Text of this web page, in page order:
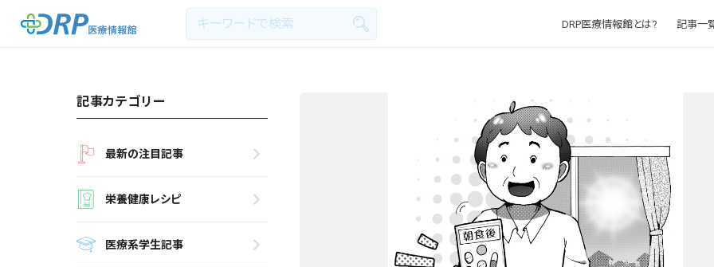
DRP医療情報館とは? 記事一
記事カテゴリー
最新の注目記事
栄養健康レシピ
医療系学生記事